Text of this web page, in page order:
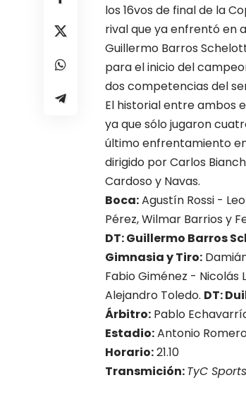
los 16vos de final de la
rival que ya enfrentó en
Guillermo Barros
para el inicio del
dos competencias del
El historial entre ambos
ya que sólo jugaron
último enfrentamiento
dirigido por Carlos
Cardoso y Navas.
Boca:Agustín Rossi -
Pérez, Wilmar Barrios y
DT: Guillermo Barros
Gimnasia y Tiro:
Fabio Giménez - Nicolás
Alejandro Toledo. DT:
Árbitro: Pablo
Estadio:Antonio
Horario:21.10
Transmición:TyC Sports